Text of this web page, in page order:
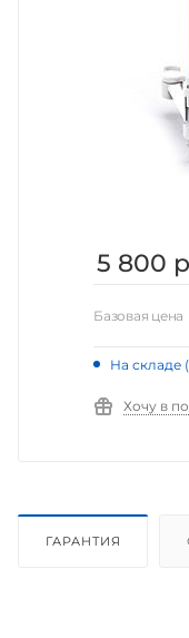
5 800
Базовая цена
На складе
Хочу в
ГАРАНТИЯ